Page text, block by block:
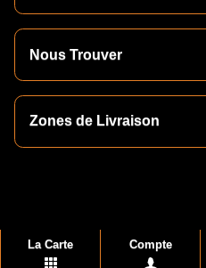
Nous Trouver
Zones de Livraison
La Carte Compte